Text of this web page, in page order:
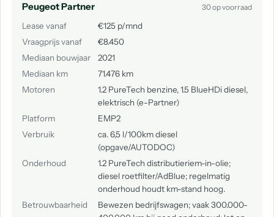
Peugeot Partner 30 op voorraad
Lease vanaf
€125 p/mnd
Vraagprijs vanaf
€8.450
Mediaan bouwjaar
2021
Mediaan km
71.476 km
Motoren
1.2 PureTech benzine, 1.5 BlueHDi diesel,
elektrisch (e-Partner)
Platform
EMP2
Verbruik
ca. 6,5 l/100km diesel
(opgave/AUTODOC)
Onderhoud
1.2 PureTech distributieriem-in-olie;
diesel roetfilter/AdBlue; regelmatig
onderhoud houdt km-stand hoog.
Betrouwbaarheid
Bewezen bedrijfswagen; vaak 300.000-